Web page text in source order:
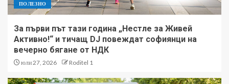
ПОЛЕЗНО
За първи път тази година „Нестле за Живей
Активно!“ и тичащ DJ повеждат софиянци на
вечерно бягане от НДК
юли 27, 2026 Roditel 1